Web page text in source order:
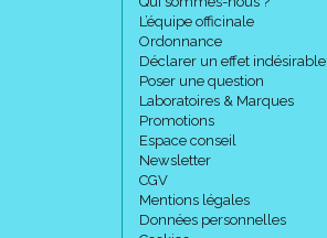
L’équipe officinale
Ordonnance
Déclarer un effet indésirable
Poser une question
Laboratoires & Marques
Promotions
Espace conseil
Newsletter
CGV
Mentions légales
Données personnelles